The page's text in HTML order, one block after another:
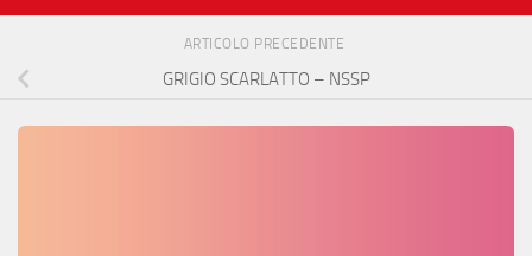
ARTICOLO PRECEDENTE
GRIGIO SCARLATTO – NSSP